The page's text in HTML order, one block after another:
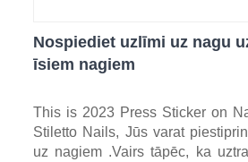
Nospiediet uzlīmi uz nagu
īsiem nagiem
This is 2023 Press Sticker on
Stiletto Nails, Jūs varat
uz nagiem .Vairs tāpēc, ka